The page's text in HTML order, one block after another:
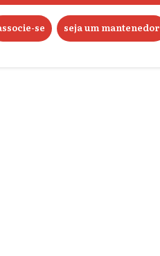
se seja um mantenedor